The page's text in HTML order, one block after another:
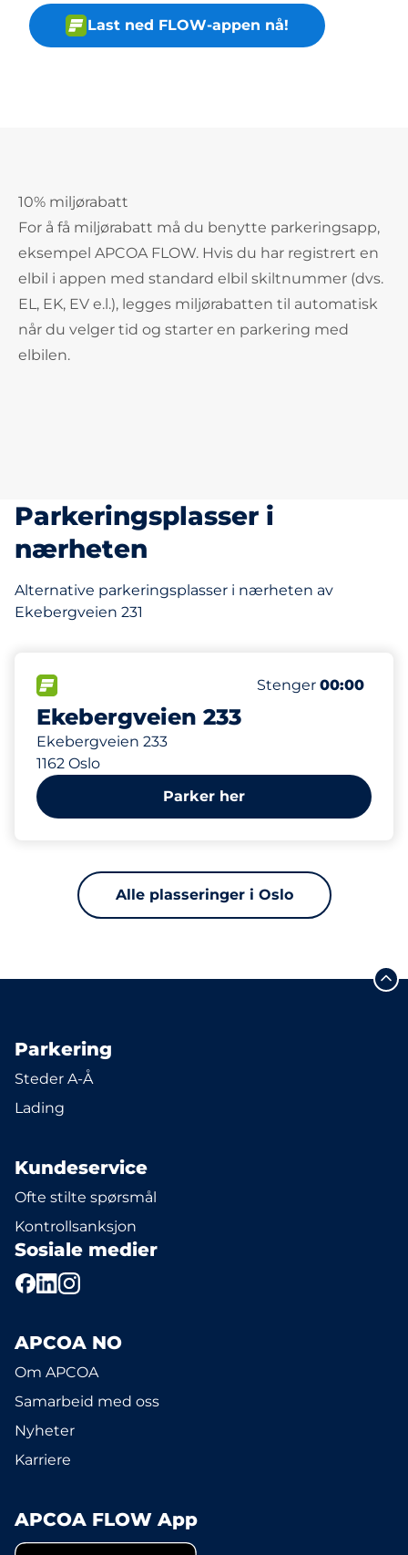
Last ned FLOW-appen nå!
10% miljørabatt
For å få miljørabatt må du benytte parkeringsapp,
eksempel APCOA FLOW. Hvis du har registrert en
elbil i appen med standard elbil skiltnummer (dvs.
EL, EK, EV e.l.), legges miljørabatten til automatisk
når du velger tid og starter en parkering med
elbilen.
Parkeringsplasser i
nærheten
Alternative parkeringsplasser i nærheten av
Ekebergveien 231
Ekebergveien 233
Ekebergveien 233
1162 Oslo
Antall
Parkeringsplasser
HC plasser
Stenger 00:00
41 m
Parker her
Alle plasseringer i Oslo
Parkering
Steder A-Å
Lading
Kundeservice
Ofte stilte spørsmål
Kontrollsanksjon
Sosiale medier
APCOA NO
Om APCOA
Samarbeid med oss
Nyheter
Karriere
APCOA FLOW App